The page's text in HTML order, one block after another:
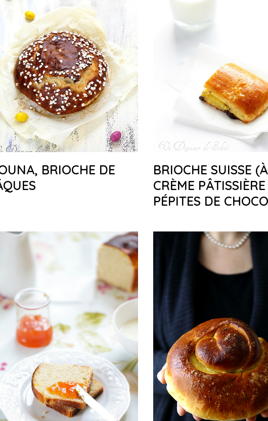
BRIOCHE DE
BRIOCHE SUISSE
CRÈME
PÉPITES DE